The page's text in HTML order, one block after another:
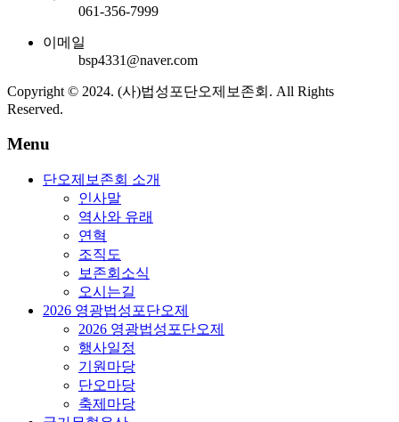
061-356-7999
이메일
bsp4331@naver.com
Copyright © 2024. (사)법성포단오제보존회. All Rights
Reserved.
Menu
단오제보존회 소개
인사말
역사와 유래
연혁
조직도
보존회소식
오시는길
2026 영광법성포단오제
2026 영광법성포단오제
행사일정
기원마당
단오마당
축제마당